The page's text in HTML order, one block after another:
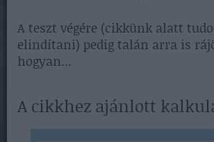
A teszt végére (cikkünk alatt
elindítani) pedig talán arra is
hogyan...
A cikkhez ajánlott